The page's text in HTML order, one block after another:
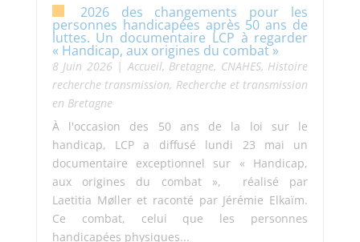
2026 des changements pour les
personnes handicapées après 50 ans de
luttes. Un documentaire LCP à regarder
« Handicap, aux origines du combat »
8 Juin 2026|Accueil, Bretagne, CNAHES, Histoire
recherche transmission, Recherche et transmission
en Bretagne
À l'occasion des 50 ans de la loi sur le
handicap, LCP a diffusé lundi 23 mai un
documentaire exceptionnel sur « Handicap,
aux origines du combat », réalisé par
Laetitia Møller et raconté par Jérémie Elkaïm.
Ce combat, celui que les personnes
handicapées physiques...